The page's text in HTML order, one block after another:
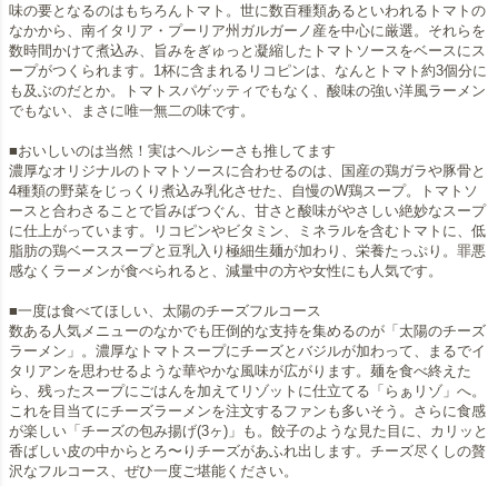
味の要となるのはもちろんトマト。世に数百種類あるといわれるトマトの
なかから、南イタリア・プーリア州ガルガーノ産を中心に厳選。それらを
数時間かけて煮込み、旨みをぎゅっと凝縮したトマトソースをベースにス
ープがつくられます。1杯に含まれるリコピンは、なんとトマト約3個分に
も及ぶのだとか。トマトスパゲッティでもなく、酸味の強い洋風ラーメン
でもない、まさに唯一無二の味です。
■おいしいのは当然！実はヘルシーさも推してます
濃厚なオリジナルのトマトソースに合わせるのは、国産の鶏ガラや豚骨と
4種類の野菜をじっくり煮込み乳化させた、自慢のW鶏スープ。トマトソ
ースと合わさることで旨みばつぐん、甘さと酸味がやさしい絶妙なスープ
に仕上がっています。リコピンやビタミン、ミネラルを含むトマトに、低
脂肪の鶏ベーススープと豆乳入り極細生麺が加わり、栄養たっぷり。罪悪
感なくラーメンが食べられると、減量中の方や女性にも人気です。
■一度は食べてほしい、太陽のチーズフルコース
数ある人気メニューのなかでも圧倒的な支持を集めるのが「太陽のチーズ
ラーメン」。濃厚なトマトスープにチーズとバジルが加わって、まるでイ
タリアンを思わせるような華やかな風味が広がります。麺を食べ終えた
ら、残ったスープにごはんを加えてリゾットに仕立てる「らぁリゾ」へ。
これを目当てにチーズラーメンを注文するファンも多いそう。さらに食感
が楽しい「チーズの包み揚げ(3ヶ)」も。餃子のような見た目に、カリッと
香ばしい皮の中からとろ〜りチーズがあふれ出します。チーズ尽くしの贅
沢なフルコース、ぜひ一度ご堪能ください。